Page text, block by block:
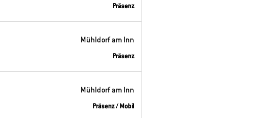
Präsenz
Mühldorf am Inn
Präsenz
Mühldorf am Inn
Präsenz / Mobil